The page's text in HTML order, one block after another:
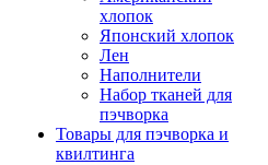
хлопок
Японский хлопок
Лен
Наполнители
Набор тканей для
пэчворка
Товары для пэчворка и
квилтинга